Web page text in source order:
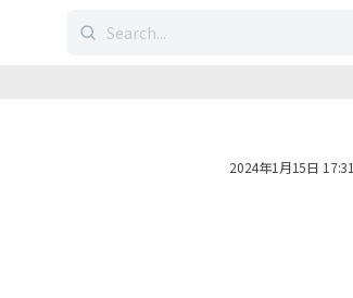
検
2024年1月15日 17:31